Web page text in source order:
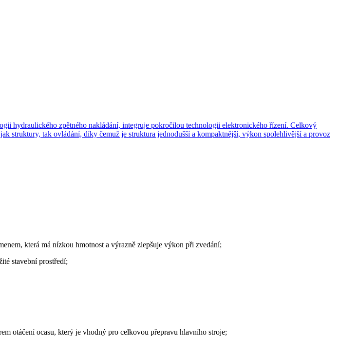
která má nízkou hmotnost a výrazně zlepšuje výkon při zvedání;
stavební prostředí;
otáčení ocasu, který je vhodný pro celkovou přepravu hlavního stroje;